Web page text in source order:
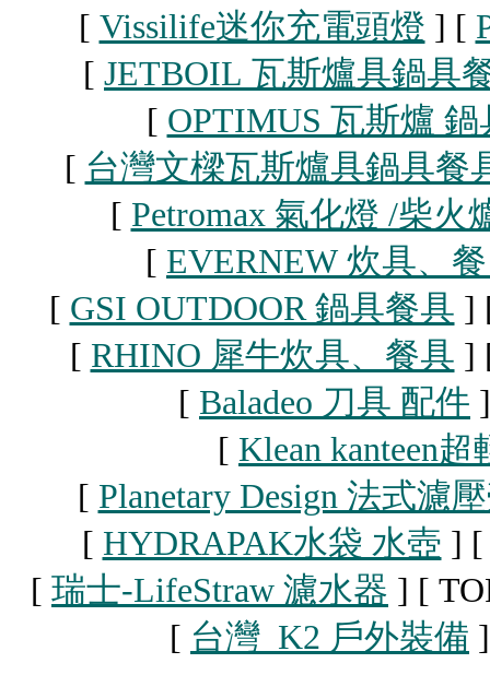
[ Vissilife迷你充電頭燈 ] [
[ JETBOIL 瓦斯爐具鍋具
[ OPTIMUS 瓦斯爐 鍋
[ 台灣文樑瓦斯爐具鍋具餐
[ Petromax 氣化燈 /柴火
[ EVERNEW 炊具、
[ GSI OUTDOOR 鍋具餐具 ]
[ RHINO 犀牛炊具、餐具 ]
[ Baladeo 刀具 配件 ]
[ Klean kanteen
[ Planetary Design 法式濾
[ HYDRAPAK水袋 水壺 ]
[ 瑞士-LifeStraw 濾水器 ] [
[ 台灣 K2 戶外裝備 ]